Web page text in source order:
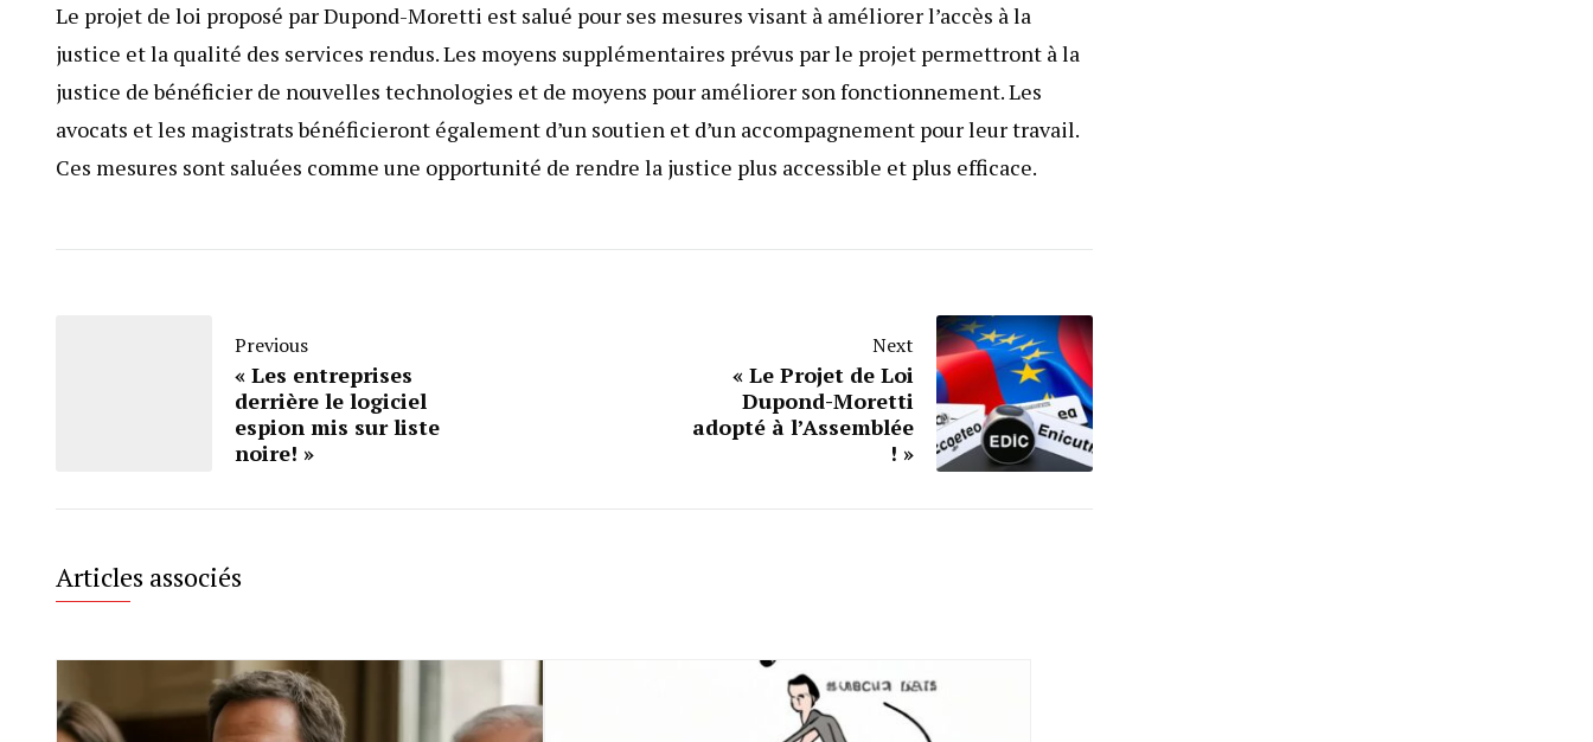
Le projet de loi proposé par Dupond-Moretti est salué pour ses mesures visant à améliorer l’accès à la
justice et la qualité des services rendus. Les moyens supplémentaires prévus par le projet permettront à la
justice de bénéficier de nouvelles technologies et de moyens pour améliorer son fonctionnement. Les
avocats et les magistrats bénéficieront également d’un soutien et d’un accompagnement pour leur travail.
Ces mesures sont saluées comme une opportunité de rendre la justice plus accessible et plus efficace.
Previous
« Les entreprises
derrière le logiciel
espion mis sur liste
noire! »
Next
« Le Projet de Loi
Dupond-Moretti
adopté à l’Assemblée
! »
Articles associés